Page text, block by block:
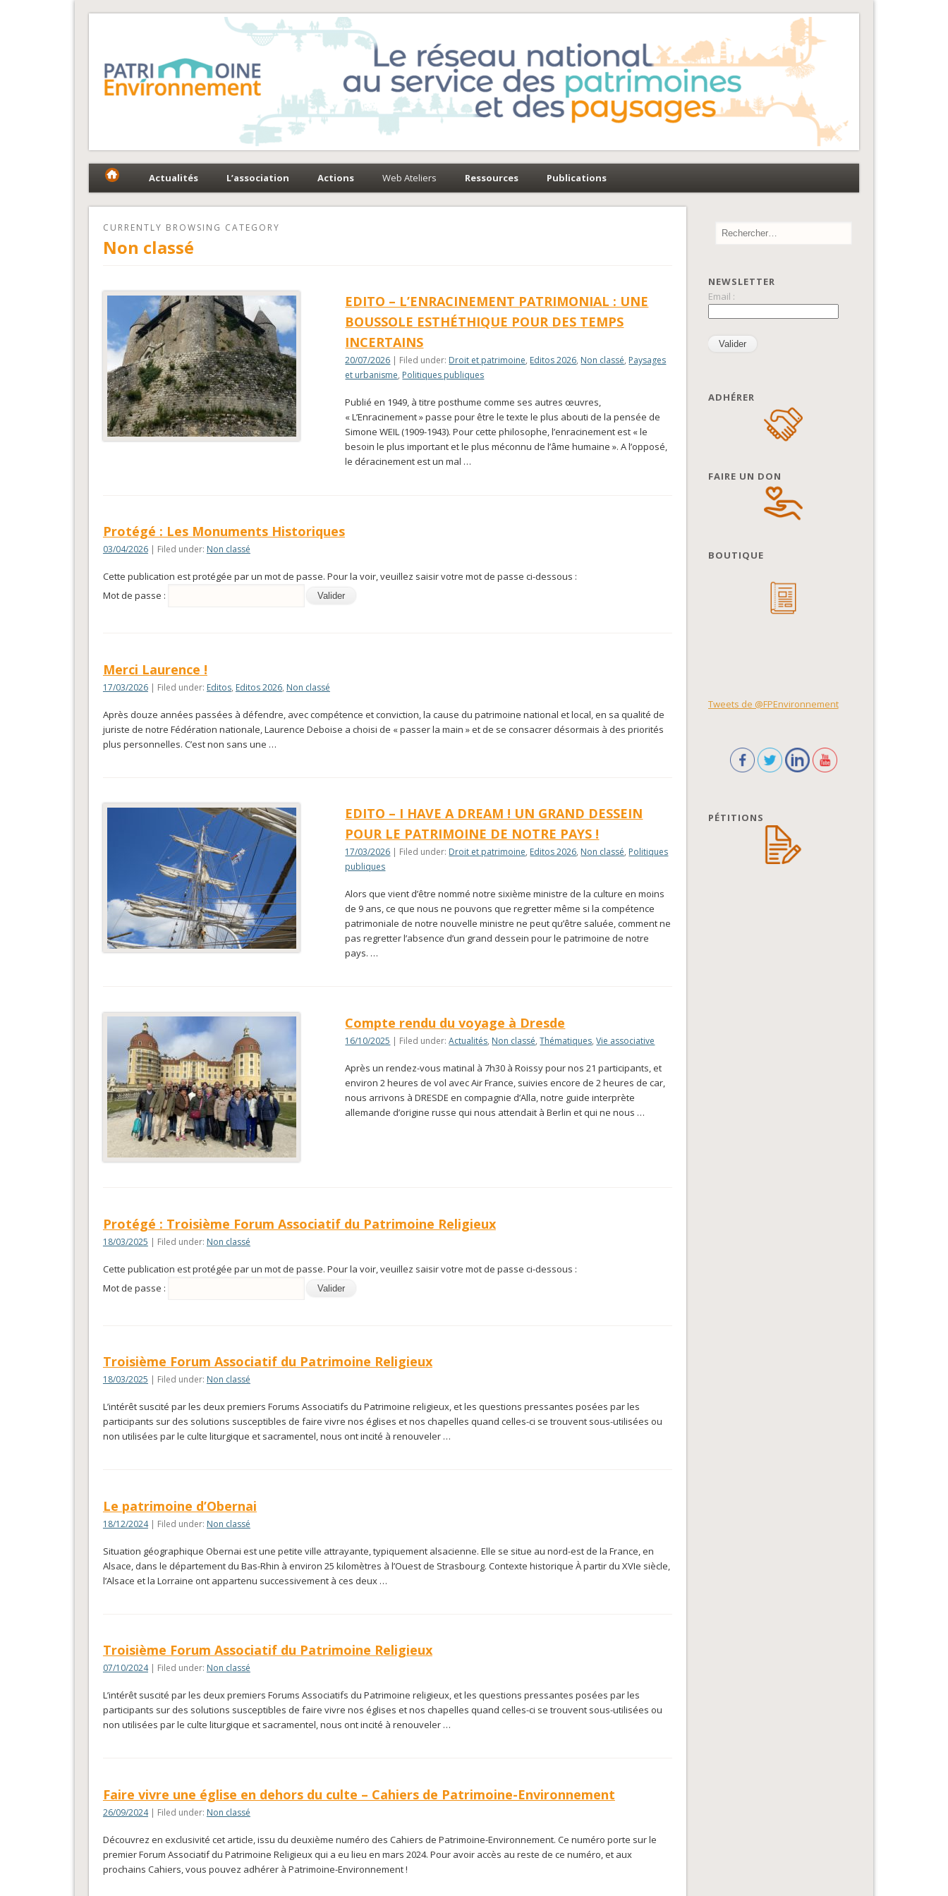
Fédération Patrimoine-Environnement
Actualités L’association Actions Web Ateliers Ressources Publications
CURRENTLY BROWSING CATEGORY
Non classé
EDITO – L’ENRACINEMENT PATRIMONIAL : UNE
BOUSSOLE ESTHÉTHIQUE POUR DES TEMPS
INCERTAINS
20/07/2026 | Filed under: Droit et patrimoine, Editos 2026, Non classé, Paysages
et urbanisme, Politiques publiques
Publié en 1949, à titre posthume comme ses autres œuvres,
« L’Enracinement » passe pour être le texte le plus abouti de la pensée de
Simone WEIL (1909-1943). Pour cette philosophe, l’enracinement est « le
besoin le plus important et le plus méconnu de l’âme humaine ». A l’opposé,
le déracinement est un mal …
Protégé : Les Monuments Historiques
03/04/2026| Filed under: Non classé
Cette publication est protégée par un mot de passe. Pour la voir, veuillez saisir votre mot de passe ci-dessous :
Mot de passe :
Merci Laurence !
17/03/2026| Filed under: Editos, Editos 2026, Non classé
Après douze années passées à défendre, avec compétence et conviction, la cause du patrimoine national et local, en sa qualité de
juriste de notre Fédération nationale, Laurence Deboise a choisi de « passer la main » et de se consacrer désormais à des priorités
plus personnelles. C’est non sans une …
EDITO – I HAVE A DREAM ! UN GRAND DESSEIN
POUR LE PATRIMOINE DE NOTRE PAYS !
17/03/2026 | Filed under: Droit et patrimoine, Editos 2026, Non classé, Politiques
publiques
Alors que vient d’être nommé notre sixième ministre de la culture en moins
de 9 ans, ce que nous ne pouvons que regretter même si la compétence
patrimoniale de notre nouvelle ministre ne peut qu’être saluée, comment ne
pas regretter l’absence d’un grand dessein pour le patrimoine de notre
pays. …
Compte rendu du voyage à Dresde
16/10/2025 | Filed under:Actualités, Non classé,Thématiques,Vie associative
Après un rendez-vous matinal à 7h30 à Roissy pour nos 21 participants, et
environ 2 heures de vol avec Air France, suivies encore de 2 heures de car,
nous arrivons à DRESDE en compagnie d’Alla, notre guide interprète
allemande d’origine russe qui nous attendait à Berlin et qui ne nous …
Protégé : Troisième Forum Associatif du Patrimoine Religieux
18/03/2025 | Filed under: Non classé
Cette publication est protégée par un mot de passe. Pour la voir, veuillez saisir votre mot de passe ci-dessous :
Mot de passe :
Troisième Forum Associatif du Patrimoine Religieux
18/03/2025 | Filed under: Non classé
L’intérêt suscité par les deux premiers Forums Associatifs du Patrimoine religieux, et les questions pressantes posées par les
participants sur des solutions susceptibles de faire vivre nos églises et nos chapelles quand celles-ci se trouvent sous-utilisées ou
non utilisées par le culte liturgique et sacramentel, nous ont incité à renouveler …
Le patrimoine d’Obernai
18/12/2024| Filed under: Non classé
Situation géographique Obernai est une petite ville attrayante, typiquement alsacienne. Elle se situe au nord-est de la France, en
Alsace, dans le département du Bas-Rhin à environ 25 kilomètres à l’Ouest de Strasbourg. Contexte historique À partir du XVIe siècle,
l’Alsace et la Lorraine ont appartenu successivement à ces deux …
Troisième Forum Associatif du Patrimoine Religieux
07/10/2024| Filed under: Non classé
L’intérêt suscité par les deux premiers Forums Associatifs du Patrimoine religieux, et les questions pressantes posées par les
participants sur des solutions susceptibles de faire vivre nos églises et nos chapelles quand celles-ci se trouvent sous-utilisées ou
non utilisées par le culte liturgique et sacramentel, nous ont incité à renouveler …
Faire vivre une église en dehors du culte – Cahiers de Patrimoine-Environnement
26/09/2024| Filed under: Non classé
Découvrez en exclusivité cet article, issu du deuxième numéro des Cahiers de Patrimoine-Environnement. Ce numéro porte sur le
premier Forum Associatif du Patrimoine Religieux qui a eu lieu en mars 2024. Pour avoir accès au reste de ce numéro, et aux
prochains Cahiers, vous pouvez adhérer à Patrimoine-Environnement !
NEWSLETTER
Email :
ADHÉRER
FAIRE UN DON
BOUTIQUE
Tweets de @FPEnvironnement
PÉTITIONS